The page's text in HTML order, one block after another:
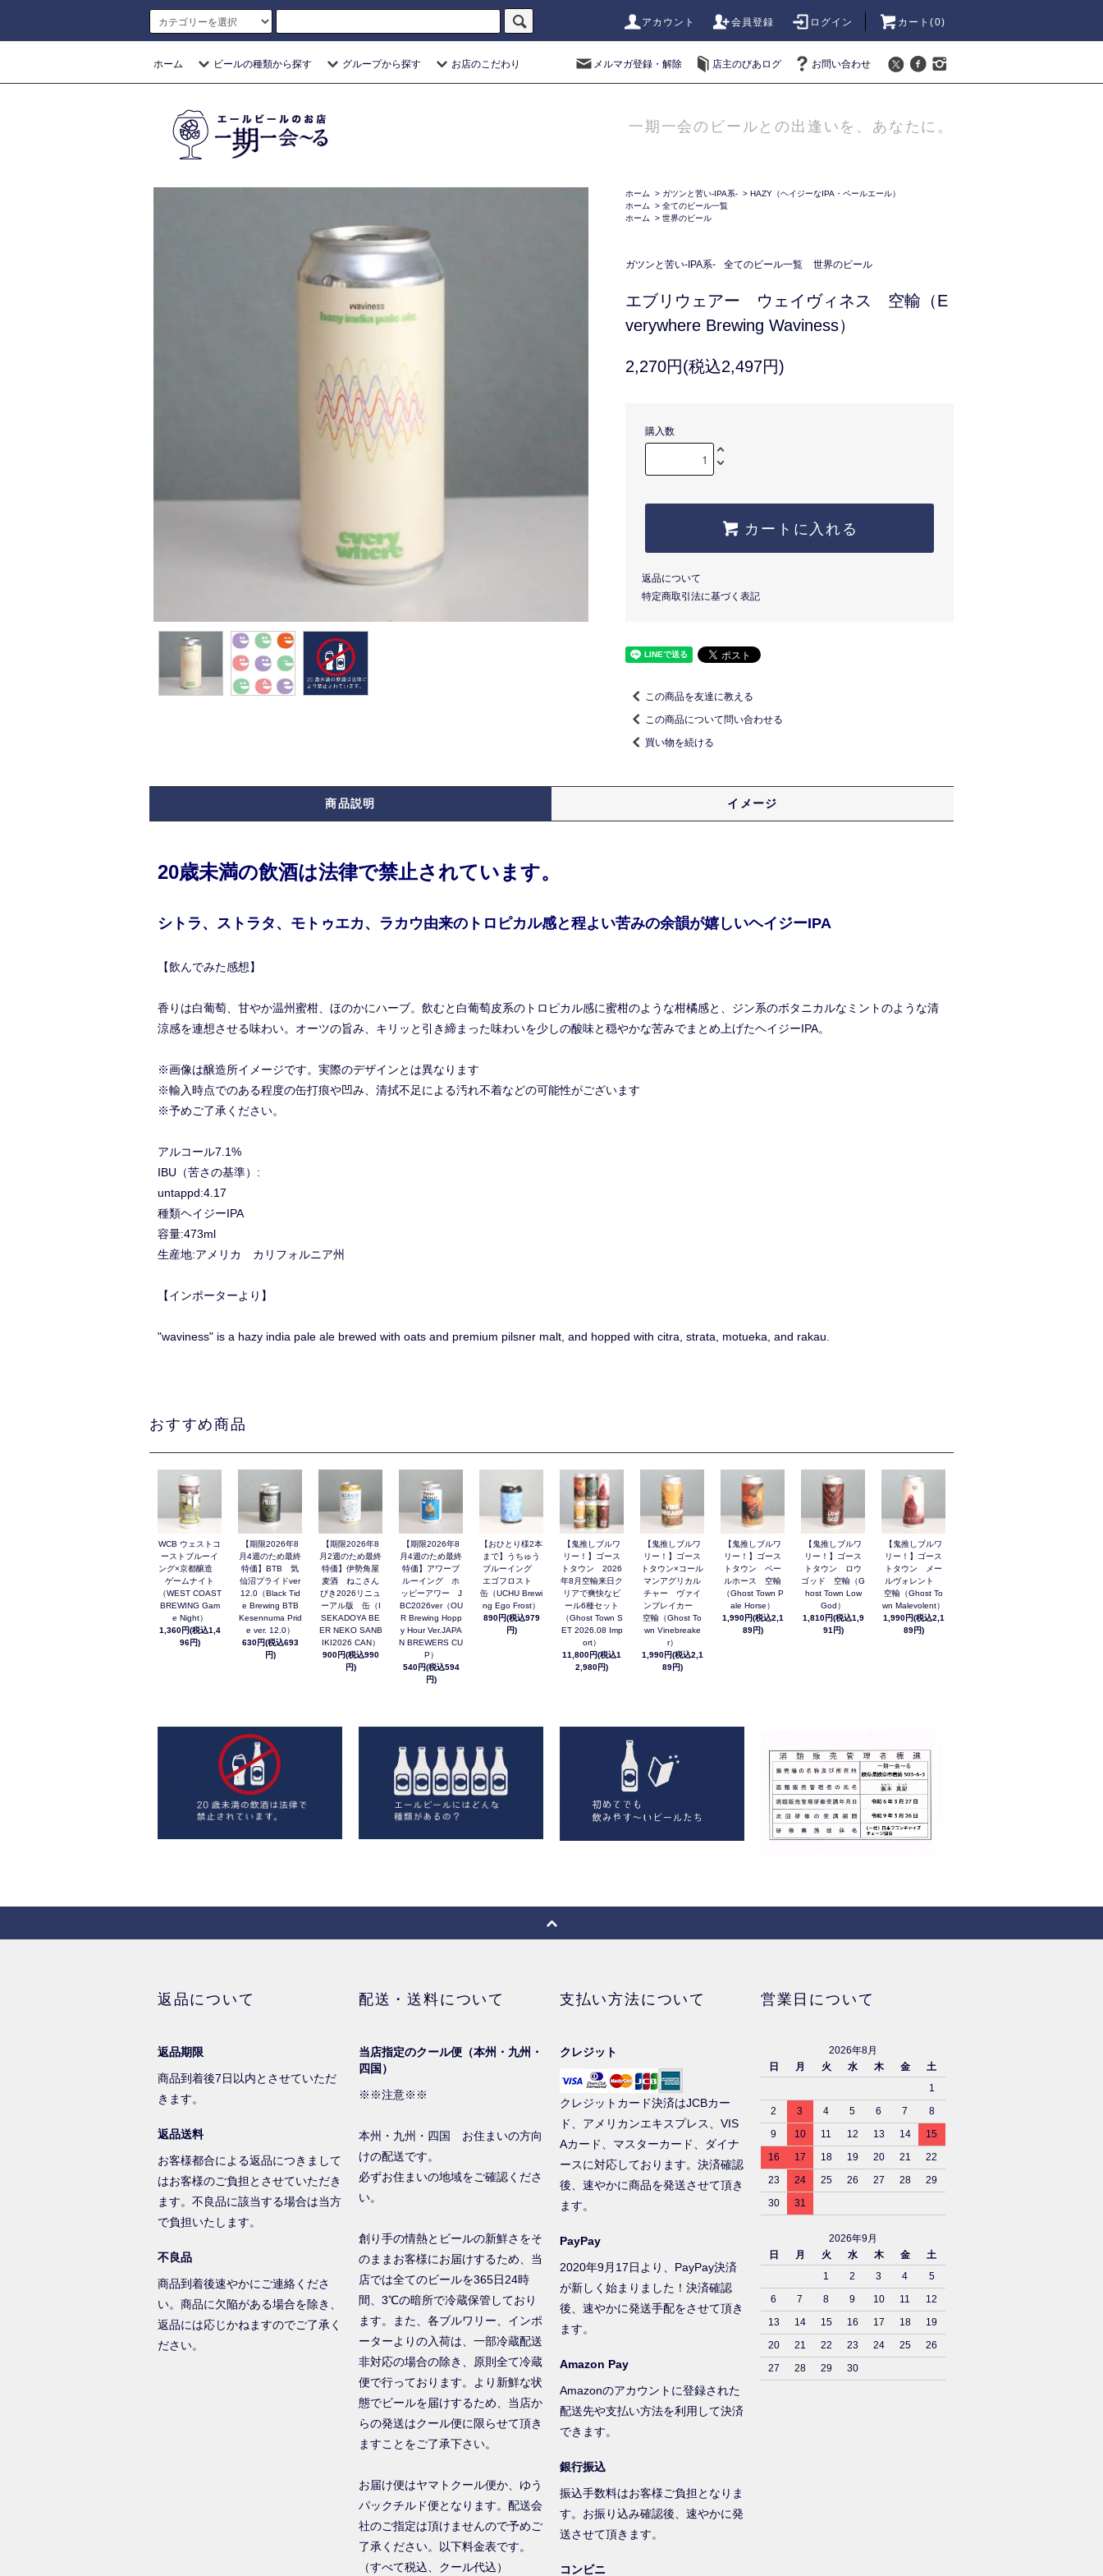
アカウント 会員登録 ログイン カート(0)
ホーム ビールの種類から探す グループから探す お店のこだわり メルマガ登録・解除 店主のびあログ お問い合わせ
一期一会のビールとの出逢いを、あなたに。
ホーム > ガツンと苦い-IPA系- > HAZY（ヘイジーなIPA・ペールエール）
ホーム
> 全てのビール一覧
ホーム
> 世界のビール
ガツンと苦い-IPA系- 全てのビール一覧 世界のビール
エブリウェアー ウェイヴィネス 空輸（E
verywhere Brewing Waviness）
2,270円(税込2,497円)
購入数
カートに入れる
返品について
特定商取引法に基づく表記
この商品を友達に教える
この商品について問い合わせる
買い物を続ける
商品説明 イメージ
20歳未満の飲酒は法律で禁止されています。
シトラ、ストラタ、モトゥエカ、ラカウ由来のトロピカル感と程よい苦みの余韻が嬉しいヘイジーIPA
【飲んでみた感想】
香りは白葡萄、甘やか温州蜜柑、ほのかにハーブ。飲むと白葡萄皮系のトロピカル感に蜜柑のような柑橘感と、ジン系のボタニカルなミントのような清
涼感を連想させる味わい。オーツの旨み、キリッと引き締まった味わいを少しの酸味と穏やかな苦みでまとめ上げたヘイジーIPA。
※画像は醸造所イメージです。実際のデザインとは異なります
※輸入時点でのある程度の缶打痕や凹み、清拭不足による汚れ不着などの可能性がございます
※予めご了承ください。
アルコール7.1%
IBU（苦さの基準）:
untappd:4.17
種類ヘイジーIPA
容量:473ml
生産地:アメリカ カリフォルニア州
【インポーターより】
"waviness" is a hazy india pale ale brewed with oats and premium pilsner malt, and hopped with citra, strata, motueka, and rakau.
おすすめ商品
WCB ウェストコ
ーストブルーイ
ング×京都醸造
ゲームナイト
（WEST COAST
BREWING Gam
e Night）
1,360円(税込1,4
96円)
【期限2026年8
月4週のため最終
特価】BTB 気
仙沼プライドver
12.0（Black Tid
e Brewing BTB
Kesennuma Prid
e ver. 12.0）
630円(税込693
円)
【期限2026年8
月2週のため最終
特価】伊勢角屋
麦酒 ねこさん
びき2026リニュ
ーアル版 缶（I
SEKADOYA BE
ER NEKO SANB
IKI2026 CAN）
900円(税込990
円)
【期限2026年8
月4週のため最終
特価】アワーブ
ルーイング ホ
ッピーアワー J
BC2026ver（OU
R Brewing Hopp
y Hour Ver.JAPA
N BREWERS CU
P）
540円(税込594
円)
【おひとり様2本
まで】うちゅう
ブルーイング
エゴフロスト
缶（UCHU Brewi
ng Ego Frost）
890円(税込979
円)
【鬼推しブルワ
リー！】ゴース
トタウン 2026
年8月空輸来日ク
リアで爽快なビ
ール6種セット
（Ghost Town S
ET 2026.08 Imp
ort）
11,800円(税込1
2,980円)
【鬼推しブルワ
リー！】ゴース
トタウン×コール
マンアグリカル
チャー ヴァイ
ンブレイカー
空輸（Ghost To
wn Vinebreake
r）
1,990円(税込2,1
89円)
【鬼推しブルワ
リー！】ゴース
トタウン ペー
ルホース 空輸
（Ghost Town P
ale Horse）
1,990円(税込2,1
89円)
【鬼推しブルワ
リー！】ゴース
トタウン ロウ
ゴッド 空輸（G
host Town Low
God）
1,810円(税込1,9
91円)
【鬼推しブルワ
リー！】ゴース
トタウン メー
ルヴォレント
空輸（Ghost To
wn Malevolent）
1,990円(税込2,1
89円)
返品について
返品期限
商品到着後7日以内とさせていただ
きます。
返品送料
お客様都合による返品につきまして
はお客様のご負担とさせていただき
ます。不良品に該当する場合は当方
で負担いたします。
不良品
商品到着後速やかにご連絡くださ
い。商品に欠陥がある場合を除き、
返品には応じかねますのでご了承く
ださい。
配送・送料について
当店指定のクール便（本州・九州・
四国）
※※注意※※
本州・九州・四国 お住まいの方向
けの配送です。
必ずお住まいの地域をご確認くださ
い。
創り手の情熱とビールの新鮮さをそ
のままお客様にお届けするため、当
店では全てのビールを365日24時
間、3℃の暗所で冷蔵保管しており
ます。また、各ブルワリー、インポ
ーターよりの入荷は、一部冷蔵配送
非対応の場合の除き、原則全て冷蔵
便で行っております。より新鮮な状
態でビールを届けするため、当店か
らの発送はクール便に限らせて頂き
ますことをご了承下さい。
お届け便はヤマトクール便か、ゆう
パックチルド便となります。配送会
社のご指定は頂けませんので予めご
了承ください。以下料金表です。
（すべて税込、クール代込）
支払い方法について
クレジット
クレジットカード決済はJCBカー
ド、アメリカンエキスプレス、VIS
Aカード、マスターカード、ダイナ
ースに対応しております。決済確認
後、速やかに商品を発送させて頂き
ます。
PayPay
2020年9月17日より、PayPay決済
が新しく始まりました！決済確認
後、速やかに発送手配をさせて頂き
ます。
Amazon Pay
Amazonのアカウントに登録された
配送先や支払い方法を利用して決済
できます。
銀行振込
振込手数料はお客様ご負担となりま
す。お振り込み確認後、速やかに発
送させて頂きます。
コンビニ
営業日について
2026年8月
日
月 火 水 木 金
土
1
2
3 4 5 6 7
8
9
10 11 12 13 14
15
16
17 18 19 20 21
22
23
24 25 26 27 28
29
30
31
2026年9月
日
月 火 水 木 金
土
1
2 3 4
5
6
7 8 9 10 11
12
13
14 15 16 17 18
19
20
21 22 23 24 25
26
27
28 29 30